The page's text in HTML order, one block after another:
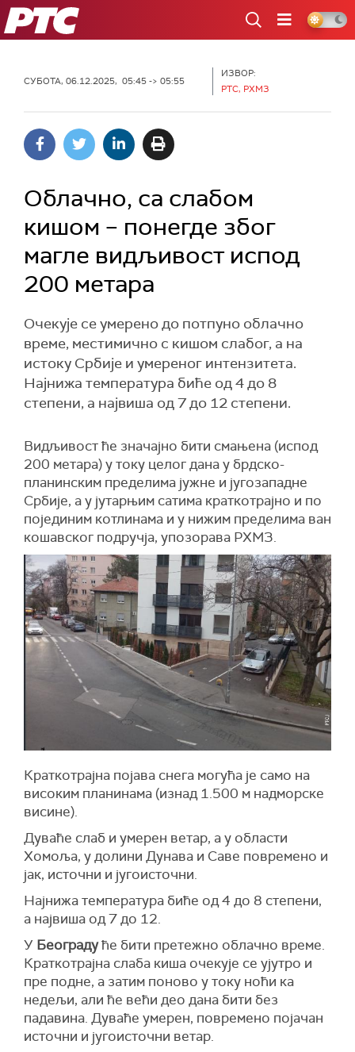
РТС
СУБОТА, 06.12.2025, 05:45 -> 05:55
ИЗВОР:
РТС, РХМЗ
Облачно, са слабом
кишом – понегде због
магле видљивост испод
200 метара
Очекује се умерено до потпуно облачно
време, местимично с кишом слабог, а на
истоку Србије и умереног интензитета.
Најнижа температура биће од 4 до 8
степени, а највиша од 7 до 12 степени.
Видљивост ће значајно бити смањена (испод
200 метара) у току целог дана у брдско-
планинским пределима јужне и југозападне
Србије, а у јутарњим сатима краткотрајно и по
појединим котлинама и у нижим пределима ван
кошавског подручја, упозорава РХМЗ.
Краткотрајна појава снега могућа је само на
високим планинама (изнад 1.500 м надморске
висине).
Дуваће слаб и умерен ветар, а у области
Хомоља, у долини Дунава и Саве повремено и
јак, источни и југоисточни.
Најнижа температура биће од 4 до 8 степени,
а највиша од 7 до 12.
У Београдуће бити претежно облачно време.
Краткотрајна слаба киша очекује се ујутро и
пре подне, а затим поново у току ноћи ка
недељи, али ће већи део дана бити без
падавина. Дуваће умерен, повремено појачан
источни и југоисточни ветар.